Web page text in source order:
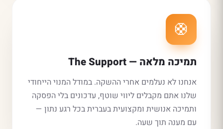
🛟
תמיכה מלאה — The Support
אנחנו לא נעלמים אחרי ההשקה. במודל המנוי הייחודי
שלנו אתם מקבלים ליווי שוטף, עדכונים בלי הפסקה
ותמיכה אנושית ומקצועית בעברית בכל רגע נתון —
עם מענה תוך שעה.